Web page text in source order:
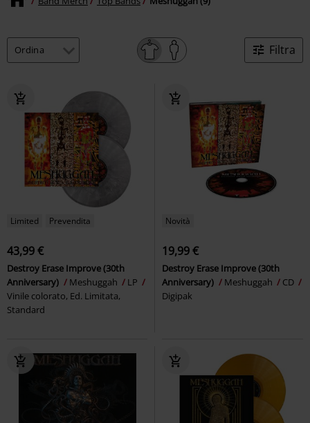
Filtra
Limited Prevendita
43,99 €
Destroy Erase Improve (30th
Anniversary)
Meshuggah
LP
Vinile colorato, Ed. Limitata,
Standard
Novità
19,99 €
Destroy Erase Improve (30th
Anniversary)
Meshuggah
CD
Digipak